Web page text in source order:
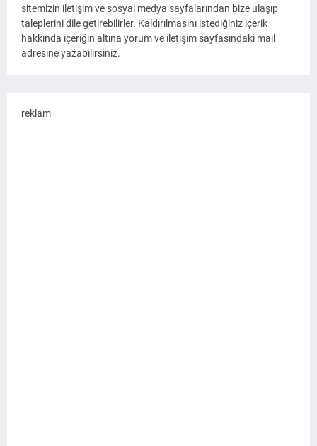
sitemizin iletişim ve sosyal medya sayfalarından bize ulaşıp
taleplerini dile getirebilirler. Kaldırılmasını istediğiniz içerik
hakkında içeriğin altına yorum ve iletişim sayfasındaki mail
adresine yazabilirsiniz.
reklam